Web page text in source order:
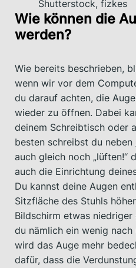
Shutterstock, fizkes
Wie können die
werden?
Wie bereits beschrieben,
wenn wir vor dem
du darauf achten, die
wieder zu öffnen. Dabei
deinem Schreibtisch oder
besten schreibst du neben
auch gleich noch „lüften!“
auch die Einrichtung
Du kannst deine Augen
Sitzfläche des Stuhls
Bildschirm etwas
du nämlich ein wenig nach
wird das Auge mehr
dafür, dass die